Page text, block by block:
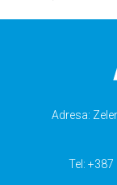
Adresa:
Tel: +387